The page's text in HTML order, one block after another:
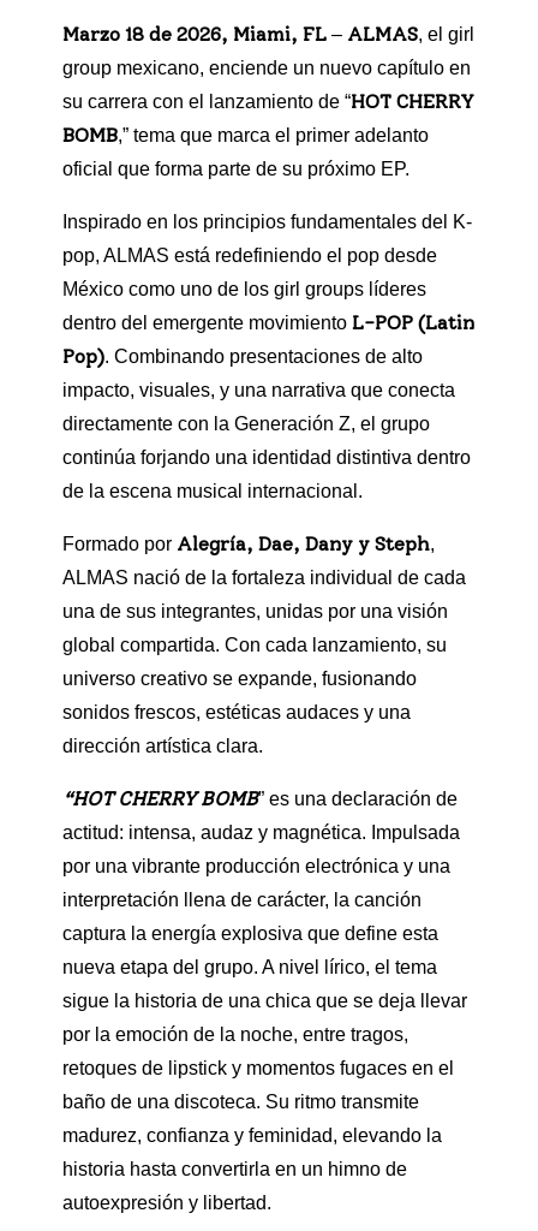
Marzo 18 de 2026, Miami, FL – ALMAS, el girl
group mexicano, enciende un nuevo capítulo en
su carrera con el lanzamiento de “HOT CHERRY
BOMB,” tema que marca el primer adelanto
oficial que forma parte de su próximo EP.
Inspirado en los principios fundamentales del K-
pop, ALMAS está redefiniendo el pop desde
México como uno de los girl groups líderes
dentro del emergente movimiento L-POP (Latin
Pop). Combinando presentaciones de alto
impacto, visuales, y una narrativa que conecta
directamente con la Generación Z, el grupo
continúa forjando una identidad distintiva dentro
de la escena musical internacional.
Formado por Alegría, Dae, Dany y Steph,
ALMAS nació de la fortaleza individual de cada
una de sus integrantes, unidas por una visión
global compartida. Con cada lanzamiento, su
universo creativo se expande, fusionando
sonidos frescos, estéticas audaces y una
dirección artística clara.
“HOT CHERRY BOMB” es una declaración de
actitud: intensa, audaz y magnética. Impulsada
por una vibrante producción electrónica y una
interpretación llena de carácter, la canción
captura la energía explosiva que define esta
nueva etapa del grupo. A nivel lírico, el tema
sigue la historia de una chica que se deja llevar
por la emoción de la noche, entre tragos,
retoques de lipstick y momentos fugaces en el
baño de una discoteca. Su ritmo transmite
madurez, confianza y feminidad, elevando la
historia hasta convertirla en un himno de
autoexpresión y libertad.